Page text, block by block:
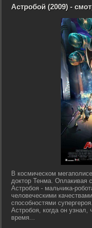
Астробой (2009) -
В космическом
доктор Тенма. Оплакивая
Астробоя - мальчика-
человеческими
способностями
Астробоя, когда он
время...